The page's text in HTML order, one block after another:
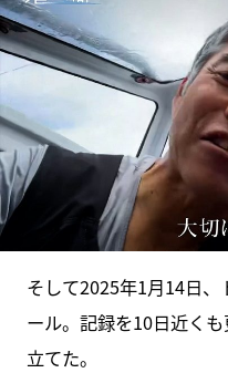
そして2025年1月14日
ール。記録を10日近く
立てた。